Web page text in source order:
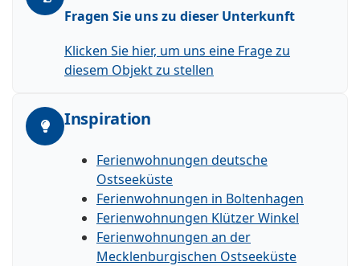
Fragen Sie uns zu dieser Unterkunft
Klicken Sie hier, um uns eine Frage zu
diesem Objekt zu stellen
Inspiration
Ferienwohnungen deutsche
Ostseeküste
Ferienwohnungen in Boltenhagen
Ferienwohnungen Klützer Winkel
Ferienwohnungen an der
Mecklenburgischen Ostseeküste